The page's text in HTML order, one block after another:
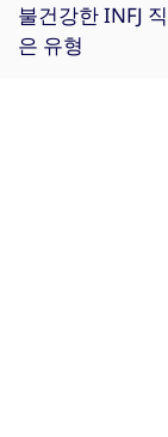
불건강한 INFJ
은 유형